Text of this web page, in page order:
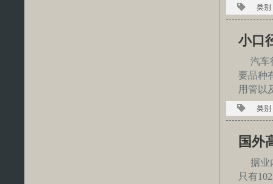
类别
小口
汽车
要品种
用管以
类别
国外
据业
只有